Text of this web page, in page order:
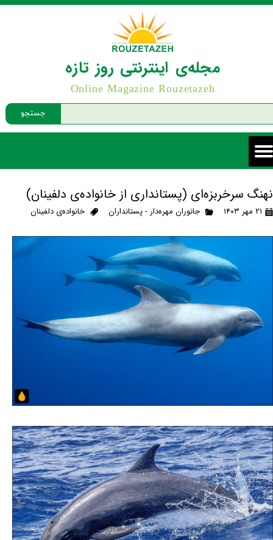
جستجو
مجله‌ی اینترنتی روز تازه
Online Magazine Rouzetazeh
نهنگ سرخربزه‌ای (پستانداری از خانواده‌ی دلفینان)
۲۱ مهر ۱۴۰۳ جانوران مهره‌دار - پستانداران خانواده‌ی دلفینان